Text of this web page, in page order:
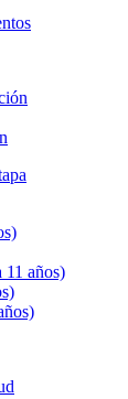
11 años)